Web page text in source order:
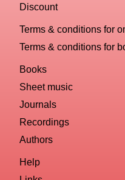
Discount
Terms & conditions for
Terms & conditions for
Books
Sheet music
Journals
Recordings
Authors
Help